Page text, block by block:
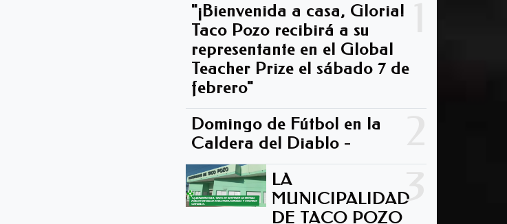
"¡Bienvenida a casa, Gloria!
Taco Pozo recibirá a su
representante en el Global
Teacher Prize el sábado 7 de
febrero"
Domingo de Fútbol en la
Caldera del Diablo -
3
LA
MUNICIPALIDAD
DE TACO POZO